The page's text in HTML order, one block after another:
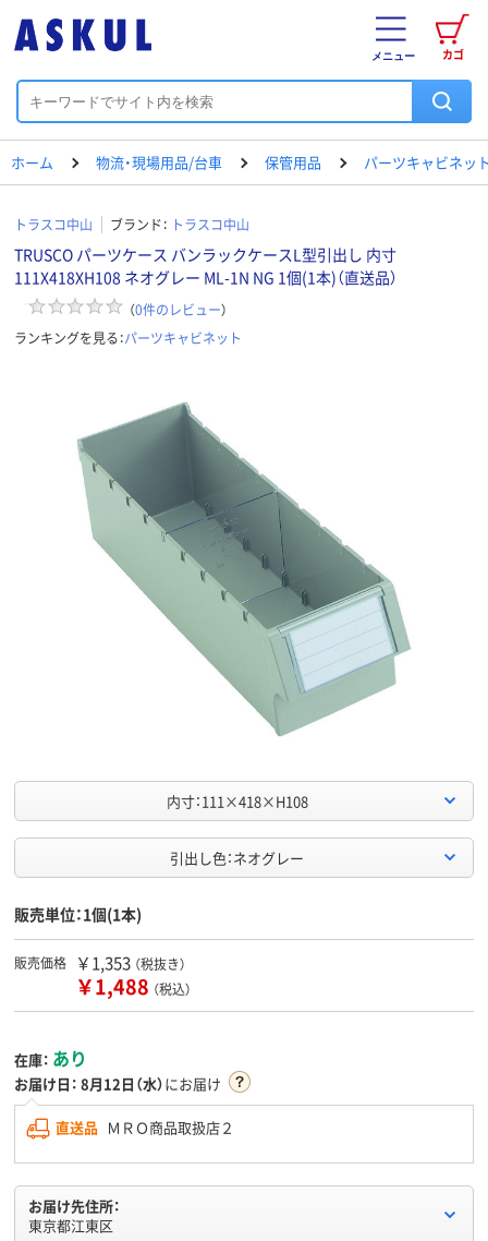
カゴ
メニュー
ホーム 物流・現場用品/台車 保管用品 パーツキャビネッ
トラスコ中山 ブランド： トラスコ中山
TRUSCO パーツケース バンラックケースL型引出し 内寸
111X418XH108 ネオグレー ML-1N NG 1個(1本)（直送品）
（0件のレビュー）
ランキングを見る：パーツキャビネット
内寸：111×418×H108
引出し色：ネオグレー
販売単位：1個(1本)
販売価格 ￥1,353 （税抜き）
￥1,488 （税込）
在庫： あり
お届け日： 8月12日（水）にお届け
直送品 ＭＲＯ商品取扱店２
お届け先住所：
東京都江東区